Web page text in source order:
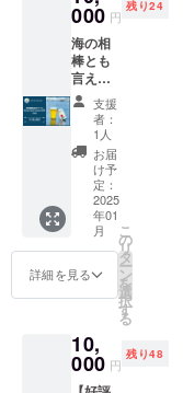
地をご
堪能く
ださ
い！
※20歳未
満の方
への酒
類の提
供はで
きませ
んので
よろし
くお願
いいた
しま
す。
ます ・
Rusty
Nest
Cafe&B
ar（Ru
Nest
Oamish
irasato
内、24
年10月
に完成
予定）
※詳細
の住所
は後日
有しま
す ・支
援者様
シャツ
です。
Rusty
Nest
Oamish
irasato
のイベ
ントな
どでも
是非着
ていた
だき、
一緒に
盛り上
げま
しょ
12月の
自社醸
造所
（Rust
y Nest
Brewer
y）完成
後、自
社醸造
第一弾
となる
初出荷
Rusty
Nest
IPAを楽
セット
をお届
けしま
000 円
残り24
海の相
棒とも
言える
「Rust
y Nest
Sessio
n
IPA」！
現在は
OEMの
限定醸
造と
なって
います
が、
2024年
自社醸
造所
（Rust
支援
者：
1人
お届
け予
定：
2025
年01
月
詳細を見る
こ
の
リ
タ
ー
ン
を
選
択
す
る
10,
000 円
残り48